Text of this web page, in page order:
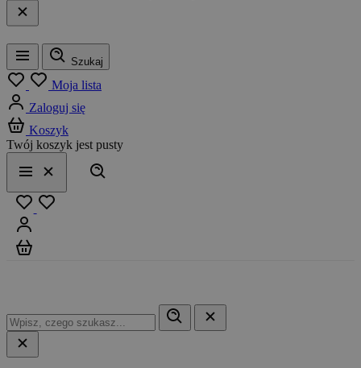
Menu
Szukaj
Moja lista
Zaloguj się
Koszyk
Twój koszyk jest pusty
Menu
Zamknij